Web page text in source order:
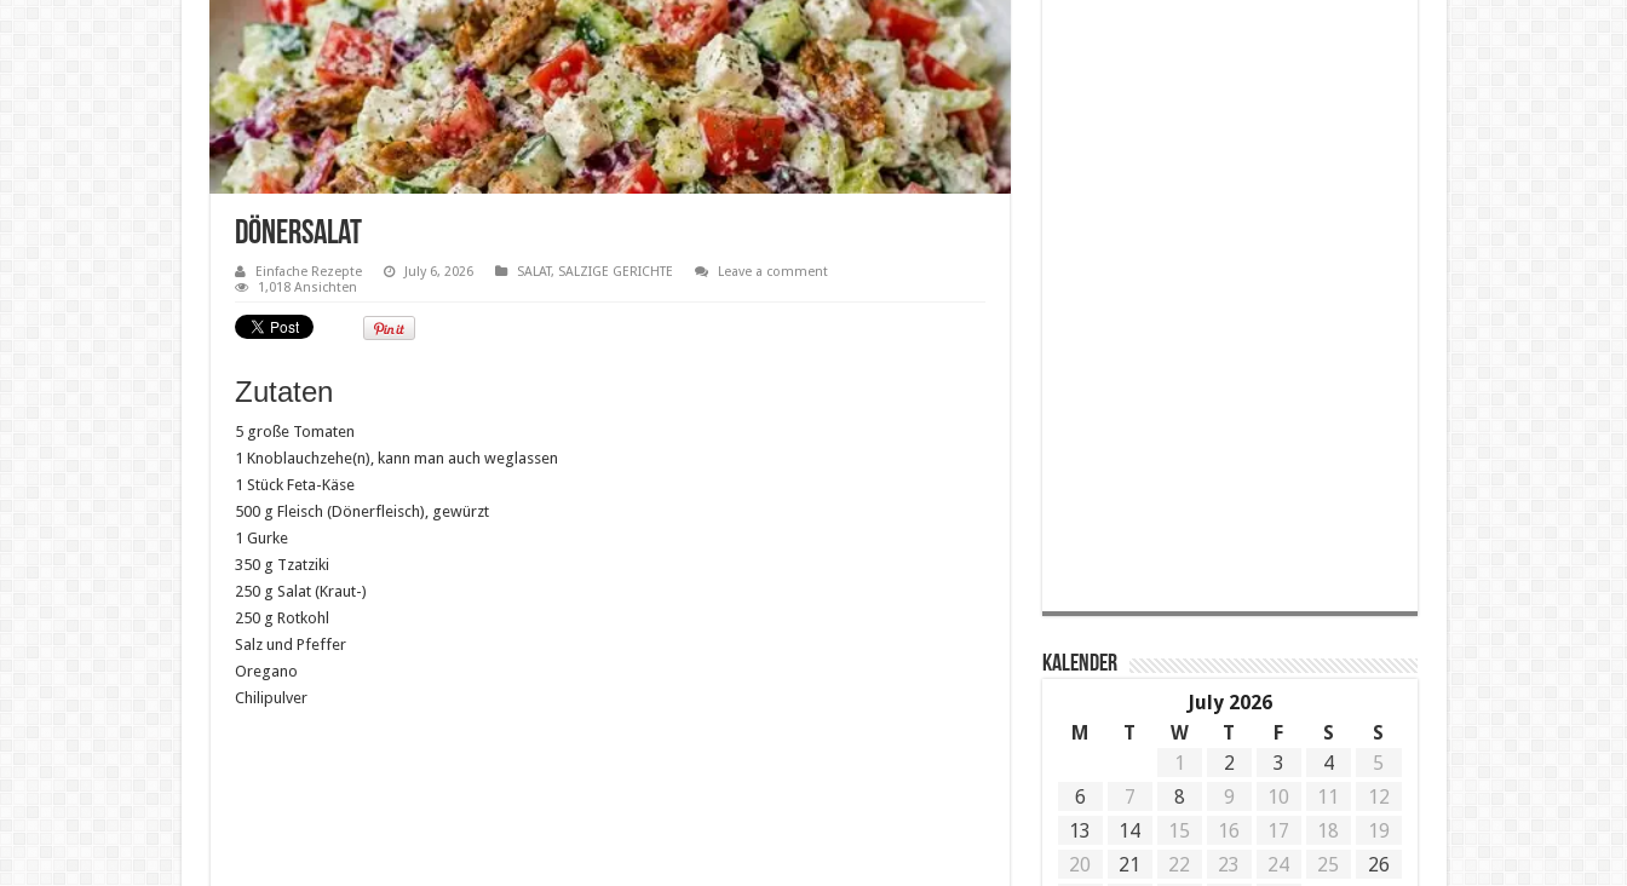
Dönersalat
Einfache Rezepte July 6, 2026 SALAT, SALZIGE GERICHTE
Leave a comment
1,018 Ansichten
Zutaten
5 große Tomaten
1 Knoblauchzehe(n), kann man auch weglassen
1 Stück Feta-Käse
500 g Fleisch (Dönerfleisch), gewürzt
1 Gurke
350 g Tzatziki
250 g Salat (Kraut-)
250 g Rotkohl
Salz und Pfeffer
Oregano
Chilipulver
KALENDER
July 2026
M
T W T F S
S
1
2 3 4
5
6
7 8 9 10 11
12
13
14 15 16 17 18
19
20
21 22 23 24 25
26